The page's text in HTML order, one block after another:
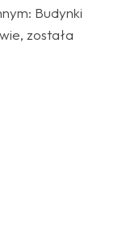
Budynki
została